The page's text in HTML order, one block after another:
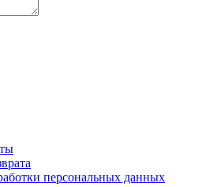
персональных данных